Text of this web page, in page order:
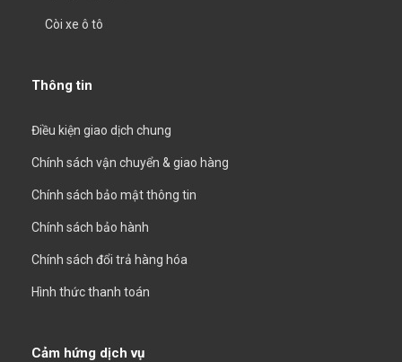
Còi xe ô tô
Thông tin
Điều kiện giao dịch chung
Chính sách vận chuyển & giao hàng
Chính sách bảo mật thông tin
Chính sách bảo hành
Chính sách đổi trả hàng hóa
Hình thức thanh toán
Cảm hứng dịch vụ